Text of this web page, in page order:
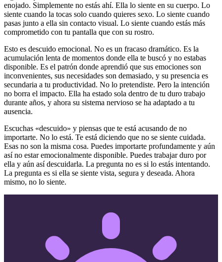
enojado. Simplemente no estás ahí. Ella lo siente en su cuerpo. Lo
siente cuando la tocas solo cuando quieres sexo. Lo siente cuando
pasas junto a ella sin contacto visual. Lo siente cuando estás más
comprometido con tu pantalla que con su rostro.
Esto es descuido emocional. No es un fracaso dramático. Es la
acumulación lenta de momentos donde ella te buscó y no estabas
disponible. Es el patrón donde aprendió que sus emociones son
inconvenientes, sus necesidades son demasiado, y su presencia es
secundaria a tu productividad. No lo pretendiste. Pero la intención
no borra el impacto. Ella ha estado sola dentro de tu duro trabajo
durante años, y ahora su sistema nervioso se ha adaptado a tu
ausencia.
Escuchas «descuido» y piensas que te está acusando de no
importarte. No lo está. Te está diciendo que no se siente cuidada.
Esas no son la misma cosa. Puedes importarte profundamente y aún
así no estar emocionalmente disponible. Puedes trabajar duro por
ella y aún así descuidarla. La pregunta no es si lo estás intentando.
La pregunta es si ella se siente vista, segura y deseada. Ahora
mismo, no lo siente.